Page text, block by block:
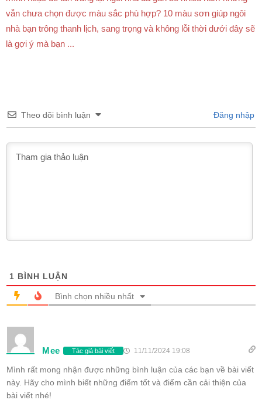
vẫn chưa chọn được màu sắc phù hợp? 10 màu sơn giúp ngôi
nhà bạn trông thanh lịch, sang trọng và không lỗi thời dưới đây sẽ
là gợi ý mà bạn ...
Theo dõi bình luận Đăng nhập
1 BÌNH LUẬN
Bình chọn nhiều nhất
Mee Tác giả bài viết 11/11/2024 19:08
Mình rất mong nhận được những bình luận của các bạn về bài viết
này. Hãy cho mình biết những điểm tốt và điểm cần cải thiện của
bài viết nhé!